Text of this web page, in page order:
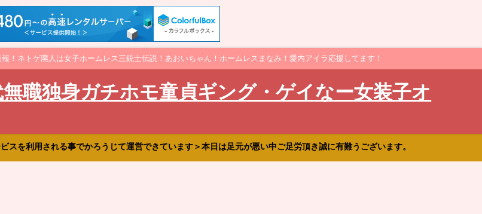
！ネトゲ廃人は女子ホームレス三銃士伝説！あおいちゃん！ホームレスまなみ！愛内アイラ応援してます！
職独身ガチホモ童貞ギング・ゲイなー女装子オ
を利用される事でかろうじて運営できています＞本日は足元が悪い中ご足労頂き誠に有難うございます。